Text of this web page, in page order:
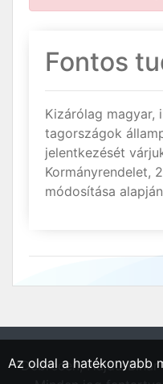
Fontos
Kizárólag magyar,
tagországok
jelentkezését
Kormányrendelet,
módosítása
"Debrecen, Hajdú-Bihar
Az oldal a hatékonyabb